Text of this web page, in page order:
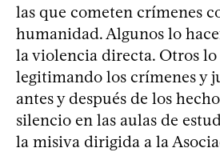
las que cometen crímenes
humanidad. Algunos lo
la violencia directa. Otros lo
legitimando los crímenes y
antes y después de los
silencio en las aulas de
la misiva dirigida a la